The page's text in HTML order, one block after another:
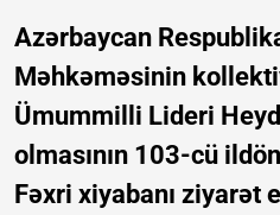
Azərbaycan
Məhkəməsinin
Ümummilli Lideri
olmasının 103-cü
Fəxri xiyabanı ziyarət